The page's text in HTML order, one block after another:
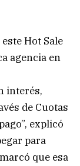
Hot Sale
agencia en
interés,
de Cuotas
explicó
para
que esa